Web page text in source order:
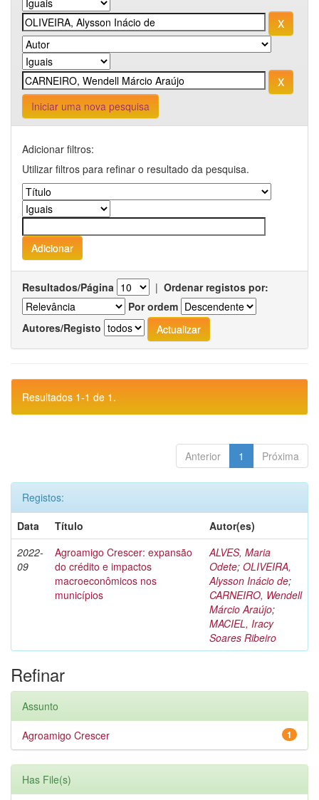
Iniciar uma nova pesquisa
Adicionar filtros:
Utilizar filtros para refinar o resultado da pesquisa.
Resultados/Página | Ordenar registos por:
Por ordem
Autores/Registo
Resultados 1-1 de 1.
Anterior 1 Próxima
Registos:
Data
Título
Autor(es)
2022-
09
Agroamigo Crescer: expansão
do crédito e impactos
macroeconômicos nos
municípios
ALVES, Maria
Odete; OLIVEIRA,
Alysson Inácio de;
CARNEIRO, Wendell
Márcio Araújo;
MACIEL, Iracy
Soares Ribeiro
Refinar
Assunto
1
Agroamigo Crescer
Has File(s)